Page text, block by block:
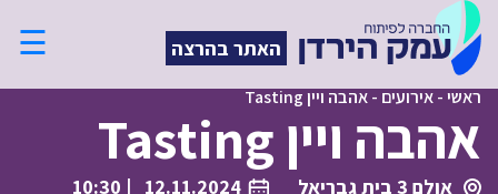
האתר בהרצה ☰
ראשי-אירועים -אהבה ויין Tasting
אהבה ויין Tasting
אולם 3 בית גבריאל 12.11.2024
| 10:30